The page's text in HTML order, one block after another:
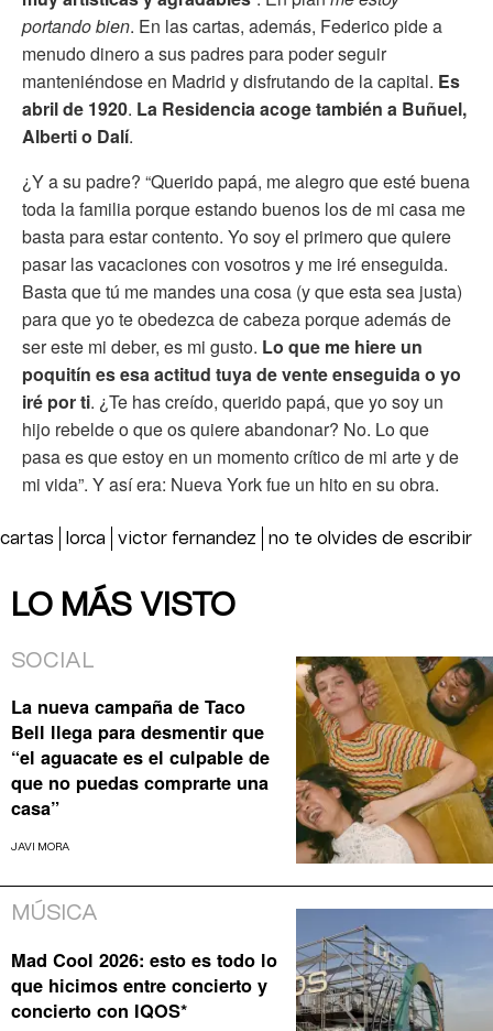
portando bien. En las cartas, además, Federico pide a
menudo dinero a sus padres para poder seguir
manteniéndose en Madrid y disfrutando de la capital. Es
abril de 1920. La Residencia acoge también a Buñuel,
Alberti o Dalí.
¿Y a su padre? “Querido papá, me alegro que esté buena
toda la familia porque estando buenos los de mi casa me
basta para estar contento. Yo soy el primero que quiere
pasar las vacaciones con vosotros y me iré enseguida.
Basta que tú me mandes una cosa (y que esta sea justa)
para que yo te obedezca de cabeza porque además de
ser este mi deber, es mi gusto. Lo que me hiere un
poquitín es esa actitud tuya de vente enseguida o yo
iré por ti. ¿Te has creído, querido papá, que yo soy un
hijo rebelde o que os quiere abandonar? No. Lo que
pasa es que estoy en un momento crítico de mi arte y de
mi vida”. Y así era: Nueva York fue un hito en su obra.
cartas lorca victor fernandez no te olvides de escribir
LO MÁS VISTO
SOCIAL
La nueva campaña de Taco
Bell llega para desmentir que
“el aguacate es el culpable de
que no puedas comprarte una
casa”
JAVI MORA
MÚSICA
Mad Cool 2026: esto es todo lo
que hicimos entre concierto y
concierto con IQOS*